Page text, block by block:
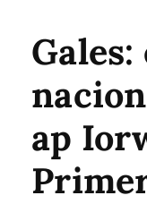
Gales:
ap